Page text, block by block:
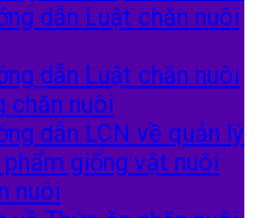
dẫn Luật chăn nuôi
dẫn Luật chăn nuôi
chăn nuôi
dẫn LCN về quản lý
giống vật nuôi
nuôi